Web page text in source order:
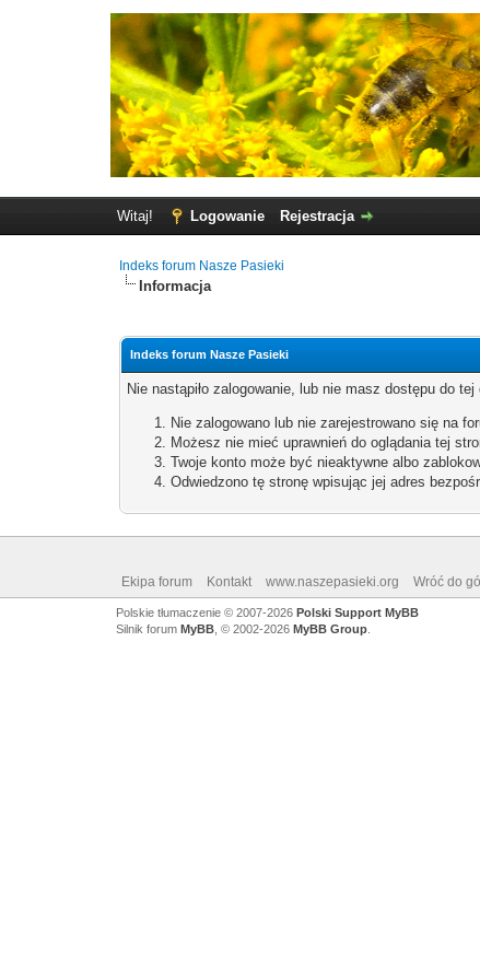
Witaj! Logowanie Rejestracja
Indeks forum Nasze Pasieki
Informacja
Indeks forum Nasze Pasieki
Nie nastąpiło zalogowanie, lub nie masz dostępu do
Nie zalogowano lub nie zarejestrowano się na
Możesz nie mieć uprawnień do oglądania tej
Twoje konto może być nieaktywne albo
Odwiedzono tę stronę wpisując jej adres
Ekipa forum Kontakt www.naszepasieki.org Wróć do
Polskie tłumaczenie © 2007-2026 Polski Support MyBB
Silnik forum MyBB, © 2002-2026 MyBB Group.